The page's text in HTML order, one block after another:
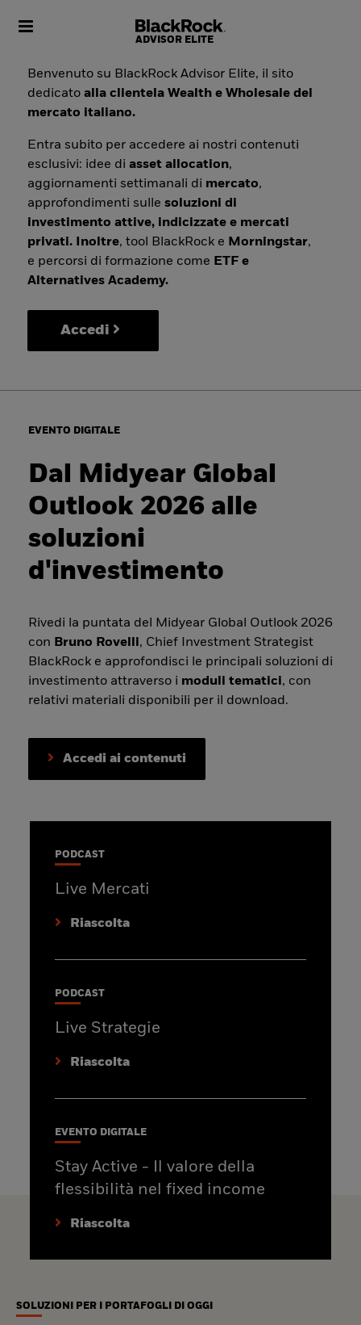
Toggle navigation
Benvenuto su BlackRock Advisor Elite, il sito
dedicatoalla clientela Wealth e Wholesale del
mercato italiano.
Entra subito per accedere ai nostri contenuti
esclusivi: idee diasset allocation,
aggiornamenti settimanali di mercato,
approfondimenti sullesoluzioni di
investimento attive, indicizzate e mercati
privati. Inoltre, tool BlackRock e Morningstar,
e percorsi di formazione come ETF e
Alternatives Academy.
Accedi
EVENTO DIGITALE
Dal Midyear Global
Outlook 2026 alle
soluzioni
d'investimento
Rivedi la puntata del Midyear Global Outlook 2026
con Bruno Rovelli, Chief Investment Strategist
BlackRock e approfondisci le principali soluzioni di
investimento attraverso i moduli tematici, con
relativi materiali disponibili per il download.
Accedi ai contenuti
PODCAST
Live Mercati
Riascolta
PODCAST
Live Strategie
Riascolta
EVENTO DIGITALE
Stay Active - Il valore della
flessibilità nel fixed income
Riascolta
SOLUZIONI PER I PORTAFOGLI DI OGGI